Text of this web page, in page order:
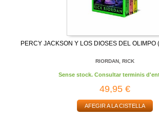
PERCY JACKSON Y LOS DIOSES DEL OLIMPO
RIORDAN, RICK
Sense stock. Consultar terminis
49,95 €
AFEGIR A LA CISTELLA